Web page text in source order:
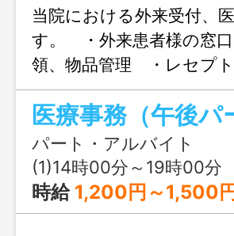
当院における外来受付、
す。 ・外来患者様の窓
領、物品管理 ・レセ
変更なし
医療事務（午後パ
パート・アルバイト
(1)14時00分～19時00分
時給 1,200円～1,500円